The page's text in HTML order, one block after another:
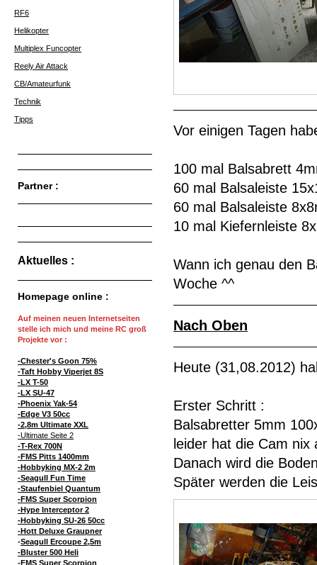
Vor einigen Tagen
100 mal Balsabrett
60 mal Balsaleiste
60 mal Balsaleiste
10 mal Kiefernleiste
Wann ich genau den
Woche ^^
Nach Oben
Heute (31,08.2012)
Erster Schritt :
Balsabretter 5mm
leider hat die Cam nix
Danach wird die
Später werden die
RF6
Helikopter
Multiplex Funcopter
Reely Air Attack
CB/Amateurfunk
Technik
Tipps
Partner :
Aktuelles :
Homepage online :
Auf meinen neuen Internetseiten
stelle ich mich und meine RC groß
Projekte vor :
-Chester's Goon 75%
-Taft Hobby Viperjet 8S
-LX T-50
-LX SU-47
-Phoenix Yak-54
-Edge V3 50cc
-2,8m Ultimate XXL
-Ultimate Seite 2
-T-Rex 700N
-FMS Pitts 1400mm
-Hobbyking MX-2 2m
-Seagull Fun Time
-Staufenbiel Quantum
-FMS Super Scorpion
-Hype Interceptor 2
-Hobbyking SU-26 50cc
-Hott Deluxe Graupner
-Seagull Ercoupe 2,5m
-Bluster 500 Heli
-FMS Super Scorpion